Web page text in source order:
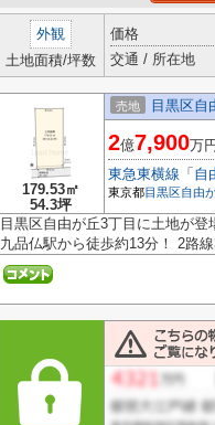
外観
土地面積/坪数
価格
交通 / 所在地
179.53㎡
54.3坪
売地 目黒区自
2億7,900万円
東急東横線 「 自
東京都目黒区自由
目黒区自由が丘3丁目に土地が
九品仏駅から徒歩約13分！ 2路